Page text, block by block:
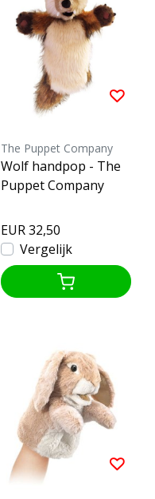
The Puppet Company
Wolf handpop - The
Puppet Company
EUR 32,50
Vergelijk